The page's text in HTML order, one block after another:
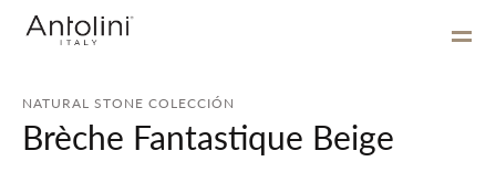
NATURAL STONE COLECCIÓN
Brèche Fantastique Beige